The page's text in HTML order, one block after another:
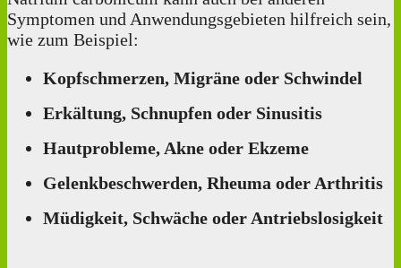
Symptomen und Anwendungsgebieten hilfreich sein,
wie zum Beispiel:
Kopfschmerzen, Migräne oder Schwindel
Erkältung, Schnupfen oder Sinusitis
Hautprobleme, Akne oder Ekzeme
Gelenkbeschwerden, Rheuma oder Arthritis
Müdigkeit, Schwäche oder Antriebslosigkeit